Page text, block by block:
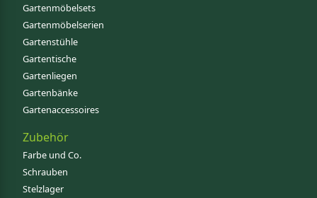
Gartenmöbelsets
Gartenmöbelserien
Gartenstühle
Gartentische
Gartenliegen
Gartenbänke
Gartenaccessoires
Zubehör
Farbe und Co.
Schrauben
Stelzlager